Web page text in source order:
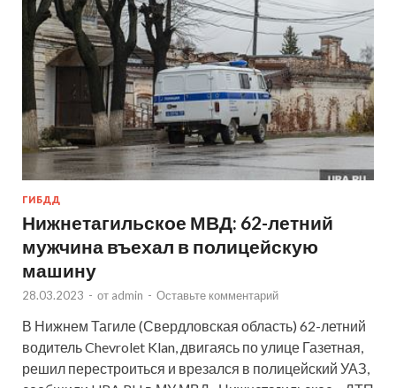
ГИБДД
Нижнетагильское МВД: 62-летний
мужчина въехал в полицейскую
машину
28.03.2023 - от admin - Оставьте комментарий
В Нижнем Тагиле (Свердловская область) 62-летний
водитель Chevrolet Klan, двигаясь по улице Газетная,
решил перестроиться и врезался в полицейский УАЗ,